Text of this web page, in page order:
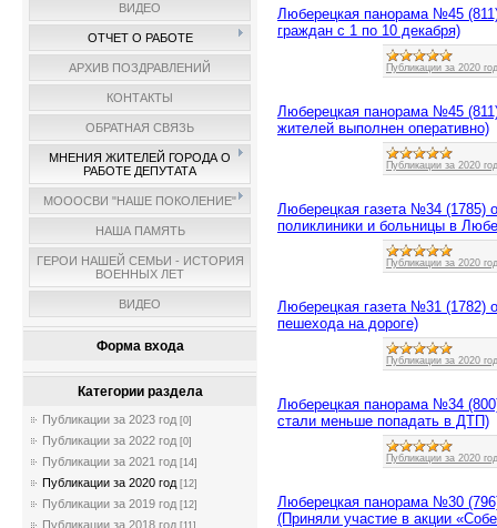
ВИДЕО
ОТЧЕТ О РАБОТЕ
АРХИВ ПОЗДРАВЛЕНИЙ
КОНТАКТЫ
ОБРАТНАЯ СВЯЗЬ
МНЕНИЯ ЖИТЕЛЕЙ ГОРОДА О
РАБОТЕ ДЕПУТАТА
МОООСВИ "НАШЕ ПОКОЛЕНИЕ"
НАША ПАМЯТЬ
ГЕРОИ НАШЕЙ СЕМЬИ - ИСТОРИЯ
ВОЕННЫХ ЛЕТ
ВИДЕО
Форма входа
Категории раздела
Публикации за 2023 год [0]
Публикации за 2022 год [0]
Публикации за 2021 год [14]
Публикации за 2020 год [12]
Публикации за 2019 год [12]
Публикации за 2018 год [11]
Люберецкая панорама №45
граждан с 1 по 10 декабря)
Публикации за 2020 год
Люберецкая панорама №45
жителей выполнен оперативно)
Публикации за 2020 год
Люберецкая газета №34 (1785)
поликлиники и больницы в
Публикации за 2020 год
Люберецкая газета №31 (1782)
пешехода на дороге)
Публикации за 2020 год
Люберецкая панорама №34
стали меньше попадать в ДТП)
Публикации за 2020 год
Люберецкая панорама №30
(Приняли участие в акции